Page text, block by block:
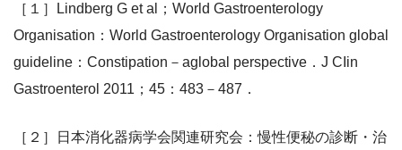
［１］Lindberg G et al；World Gastroenterology
Organisation：World Gastroenterology Organisation global
guideline：Constipation－aglobal perspective．J CIin
Gastroenterol 2011；45：483－487．
［２］日本消化器病学会関連研究会：慢性便秘の診断・治